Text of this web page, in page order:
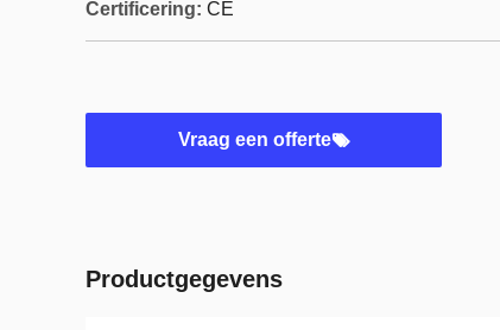
Certificering: CE
Vraag een offerte
Productgegevens